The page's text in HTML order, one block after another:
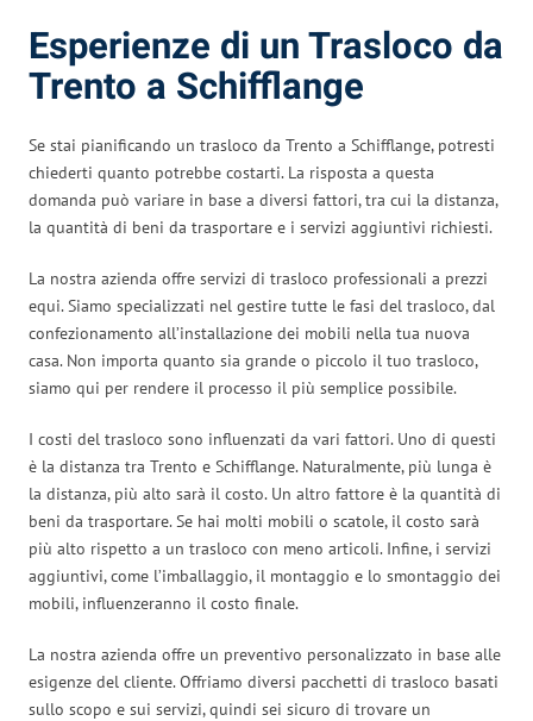
Esperienze di un Trasloco da
Trento a Schifflange
Se stai pianificando un trasloco da Trento a Schifflange, potresti
chiederti quanto potrebbe costarti. La risposta a questa
domanda può variare in base a diversi fattori, tra cui la distanza,
la quantità di beni da trasportare e i servizi aggiuntivi richiesti.
La nostra azienda offre servizi di trasloco professionali a prezzi
equi. Siamo specializzati nel gestire tutte le fasi del trasloco, dal
confezionamento all’installazione dei mobili nella tua nuova
casa. Non importa quanto sia grande o piccolo il tuo trasloco,
siamo qui per rendere il processo il più semplice possibile.
I costi del trasloco sono influenzati da vari fattori. Uno di questi
è la distanza tra Trento e Schifflange. Naturalmente, più lunga è
la distanza, più alto sarà il costo. Un altro fattore è la quantità di
beni da trasportare. Se hai molti mobili o scatole, il costo sarà
più alto rispetto a un trasloco con meno articoli. Infine, i servizi
aggiuntivi, come l’imballaggio, il montaggio e lo smontaggio dei
mobili, influenzeranno il costo finale.
La nostra azienda offre un preventivo personalizzato in base alle
esigenze del cliente. Offriamo diversi pacchetti di trasloco basati
sullo scopo e sui servizi, quindi sei sicuro di trovare un